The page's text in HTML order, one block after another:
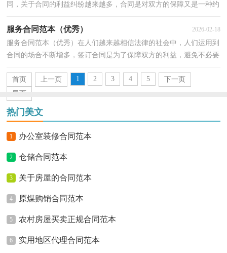
同，关于合同的利益纠纷越来越多，合同是对双方的保障又是一种约
服务合同范本（优秀） 2026-02-18
服务合同范本（优秀）在人们越来越相信法律的社会中，人们运用到
合同的场合不断增多，签订合同是为了保障双方的利益，避免不必要
首页
上一页 1 2 3 4 5
下一页
尾页
热门美文
1 办公室装修合同范本
2 仓储合同范本
3 关于房屋的合同范本
4 原煤购销合同范本
5 农村房屋买卖正规合同范本
6 实用地区代理合同范本